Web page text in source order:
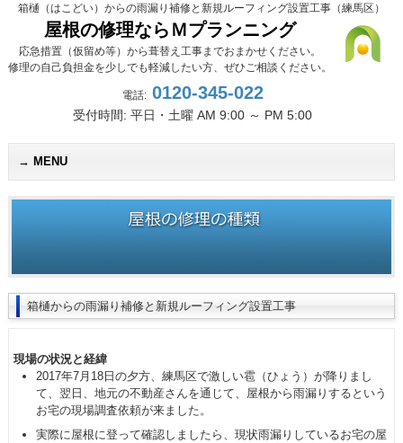
箱樋（はこどい）からの雨漏り補修と新規ルーフィング設置工事（練馬区）
屋根の修理ならＭプランニング
応急措置（仮留め等）から葺替え工事までおまかせください。
修理の自己負担金を少しでも軽減したい方、ぜひご相談ください。
電話:0120-345-022
受付時間: 平日・土曜 AM 9:00 ～ PM 5:00
MENU
箱樋からの雨漏り補修と新規ルーフィング設置工事
現場の状況と経緯
2017年7月18日の夕方、練馬区で激しい雹（ひょう）が降りまし
て、翌日、地元の不動産さんを通じて、屋根から雨漏りするという
お宅の現場調査依頼が来ました。
実際に屋根に登って確認しましたら、現状雨漏りしているお宅の屋